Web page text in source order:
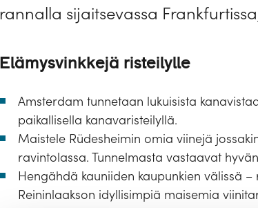
rannalla sijaitsevassa
Elämysvinkkejä risteilylle
Amsterdam tunnetaan lukuisista
paikallisella kanavaristeilyllä.
Maistele Rüdesheimin omia viinejä
ravintolassa. Tunnelmasta vastaavat
Hengähdä kauniiden kaupunkien välissä
Reininlaakson idyllisimpiä maisemia